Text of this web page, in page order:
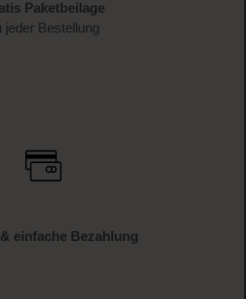
Paketbeilage
jeder Bestellung
einfache Bezahlung